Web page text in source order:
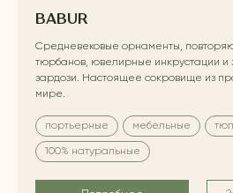
BABUR
Средневековые орнаменты,
тюрбанов, ювелирные инкрустации и
зардози. Настоящее сокровище из
мире.
портьерные мебельные
100% натуральные